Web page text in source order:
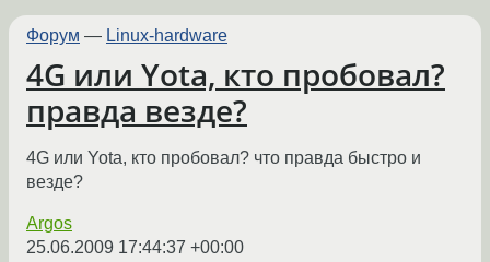
Форум — Linux-hardware
4G или Yota, кто пробовал?
правда везде?
4G или Yota, кто пробовал? что правда быстро и
везде?
Argos
25.06.2009 17:44:37 +00:00